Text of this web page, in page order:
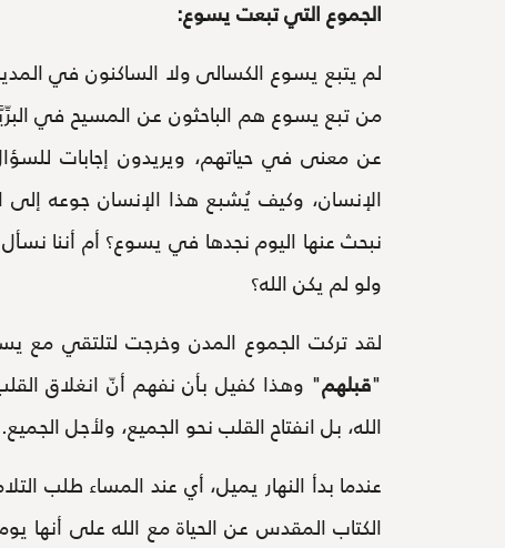
الجموع التي تبعت يسوع:
لم يتبع يسوع الكسالى ولا الساكنون في
من تبع يسوع هم الباحثون عن المسيح في
عن معنى في حياتهم، ويريدون إجابات
الإنسان، وكيف يُشبع هذا الإنسان جوعه إلى
نبحث عنها اليوم نجدها في يسوع؟ أم أننا
ولو لم يكن الله؟
لقد تركت الجموع المدن وخرجت لتلتقي مع
"قبلهم" وهذا كفيل بأن نفهم أنّ انغلاق
الله، بل انفتاح القلب نحو الجميع، ولأجل الجميع.
عندما بدأ النهار يميل، أي عند المساء طلب
الكتاب المقدس عن الحياة مع الله على أنها